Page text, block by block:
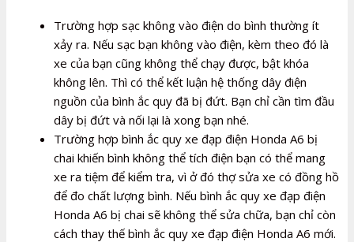
Trường hợp sạc không vào điện do bình thường ít
xảy ra. Nếu sạc bạn không vào điện, kèm theo đó là
xe của bạn cũng không thể chạy được, bật khóa
không lên. Thì có thể kết luận hệ thống dây điện
nguồn của bình ắc quy đã bị đứt. Bạn chỉ cần tìm đầu
dây bị đứt và nối lại là xong bạn nhé.
Trường hợp bình ắc quy xe đạp điện Honda A6 bị
chai khiến bình không thể tích điện bạn có thể mang
xe ra tiệm để kiểm tra, vì ở đó thợ sửa xe có đồng hồ
để đo chất lượng bình. Nếu bình ắc quy xe đạp điện
Honda A6 bị chai sẽ không thể sửa chữa, bạn chỉ còn
cách thay thế bình ắc quy xe đạp điện Honda A6 mới.